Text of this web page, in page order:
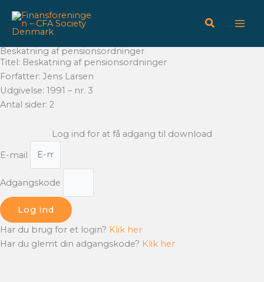
indholdet
Beskatning af pensionsordninger
Titel: Beskatning af pensionsordninger
Forfatter: Jens Larsen
Udgivelse: 1991 – nr. 3
Antal sider: 2
Log ind for at få adgang til download
E-mail
Adgangskode
Log ind
Har du brug for et login? Klik her
Har du glemt din adgangskode? Klik her